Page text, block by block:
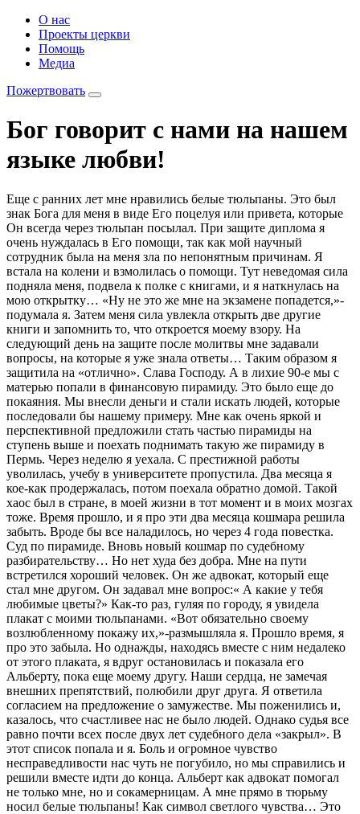
О нас
Проекты церкви
Помощь
Медиа
Пожертвовать
Бог говорит с нами на нашем
языке любви!
Еще с ранних лет мне нравились белые тюльпаны. Это был
знак Бога для меня в виде Его поцелуя или привета, которые
Он всегда через тюльпан посылал. При защите диплома я
очень нуждалась в Его помощи, так как мой научный
сотрудник была на меня зла по непонятным причинам. Я
встала на колени и взмолилась о помощи. Тут неведомая сила
подняла меня, подвела к полке с книгами, и я наткнулась на
мою открытку… «Ну не это же мне на экзамене попадется,»-
подумала я. Затем меня сила увлекла открыть две другие
книги и запомнить то, что откроется моему взору. На
следующий день на защите после молитвы мне задавали
вопросы, на которые я уже знала ответы… Таким образом я
защитила на «отлично». Слава Господу. А в лихие 90-е мы с
матерью попали в финансовую пирамиду. Это было еще до
покаяния. Мы внесли деньги и стали искать людей, которые
последовали бы нашему примеру. Мне как очень яркой и
перспективной предложили стать частью пирамиды на
ступень выше и поехать поднимать такую же пирамиду в
Пермь. Через неделю я уехала. С престижной работы
уволилась, учебу в университете пропустила. Два месяца я
кое-как продержалась, потом поехала обратно домой. Такой
хаос был в стране, в моей жизни в тот момент и в моих мозгах
тоже. Время прошло, и я про эти два месяца кошмара решила
забыть. Вроде бы все наладилось, но через 4 года повестка.
Суд по пирамиде. Вновь новый кошмар по судебному
разбирательству… Но нет худа без добра. Мне на пути
встретился хороший человек. Он же адвокат, который еще
стал мне другом. Он задавал мне вопрос:« А какие у тебя
любимые цветы?» Как-то раз, гуляя по городу, я увидела
плакат с моими тюльпанами. «Вот обязательно своему
возлюбленному покажу их,»-размышляла я. Прошло время, я
про это забыла. Но однажды, находясь вместе с ним недалеко
от этого плаката, я вдруг остановилась и показала его
Альберту, пока еще моему другу. Наши сердца, не замечая
внешних препятствий, полюбили друг друга. Я ответила
согласием на предложение о замужестве. Мы поженились и,
казалось, что счастливее нас не было людей. Однако судья все
равно почти всех после двух лет судебного дела «закрыл». В
этот список попала и я. Боль и огромное чувство
несправедливости нас чуть не погубило, но мы справились и
решили вместе идти до конца. Альберт как адвокат помогал
не только мне, но и сокамерницам. А мне прямо в тюрьму
носил белые тюльпаны! Как символ светлого чувства… Это